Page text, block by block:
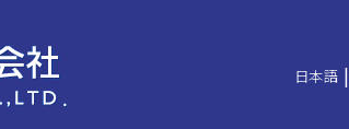
日本語 |